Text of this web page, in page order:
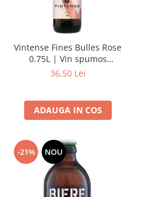
Vintense Fines Bulles Rose
0.75L | Vin spumos
dezalcoolizat roze demisec
36,50 Lei
ADAUGA IN COS
-21% NOU